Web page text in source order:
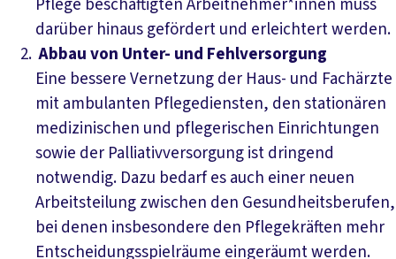
Pflege beschäftigten Arbeitnehmer*innen muss
darüber hinaus gefördert und erleichtert werden.
Abbau von Unter- und Fehlversorgung
Eine bessere Vernetzung der Haus- und Fachärzte
mit ambulanten Pflegediensten, den stationären
medizinischen und pflegerischen Einrichtungen
sowie der Palliativversorgung ist dringend
notwendig. Dazu bedarf es auch einer neuen
Arbeitsteilung zwischen den Gesundheitsberufen,
bei denen insbesondere den Pflegekräften mehr
Entscheidungsspielräume eingeräumt werden.